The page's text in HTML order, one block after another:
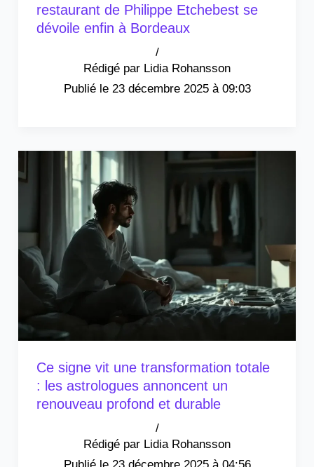
restaurant de Philippe Etchebest se
dévoile enfin à Bordeaux
Lidia Rohansson
/
23 décembre 2025 à 09:03
Ce signe vit une transformation totale
: les astrologues annoncent un
renouveau profond et durable
Lidia Rohansson
/